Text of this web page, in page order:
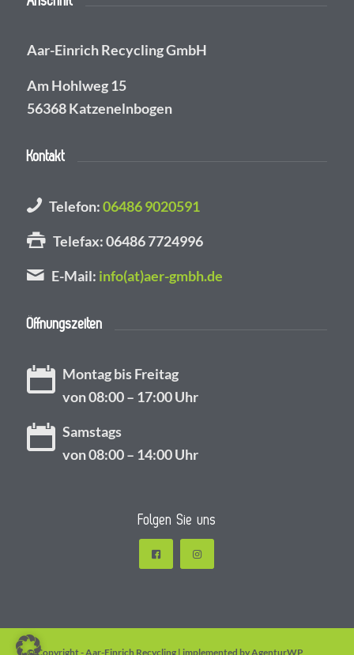
Aar-Einrich Recycling GmbH
Am Hohlweg 15
56368 Katzenelnbogen
Kontakt
Telefon:06486 9020591
Telefax: 06486 7724996
E-Mail: info(at)aer-gmbh.de
Öffnungszeiten
Montag bis Freitag
von 08:00 – 17:00 Uhr
Samstags
von 08:00 – 14:00 Uhr
Folgen Sie uns
© Copyright - Aar-Einrich Recycling | implemented byAgenturWP